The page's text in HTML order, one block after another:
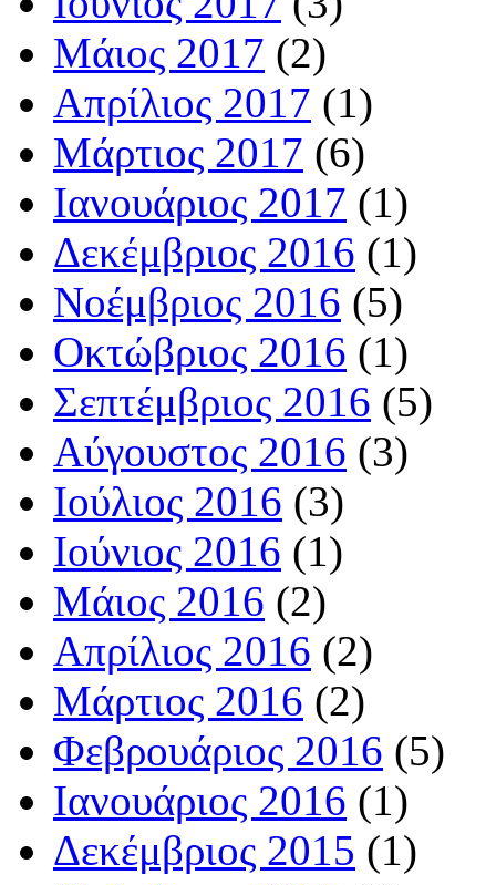
Μάιος 2017 (2)
Απρίλιος 2017 (1)
Μάρτιος 2017 (6)
Ιανουάριος 2017 (1)
Δεκέμβριος 2016 (1)
Νοέμβριος 2016 (5)
Οκτώβριος 2016 (1)
Σεπτέμβριος 2016 (5)
Αύγουστος 2016 (3)
Ιούλιος 2016 (3)
Ιούνιος 2016 (1)
Μάιος 2016 (2)
Απρίλιος 2016 (2)
Μάρτιος 2016 (2)
Φεβρουάριος 2016 (5)
Ιανουάριος 2016 (1)
Δεκέμβριος 2015 (1)